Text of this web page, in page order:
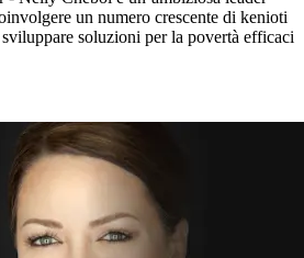
un numero crescente di kenioti
soluzioni per la povertà efficaci